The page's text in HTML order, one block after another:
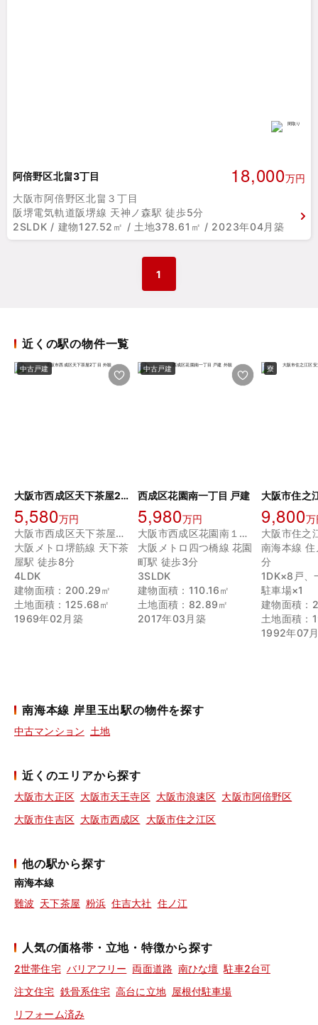
阿倍野区北畠3丁目 18,000万円
大阪市阿倍野区北畠３丁目
阪堺電気軌道阪堺線 天神ノ森駅 徒歩5分
2SLDK / 建物127.52㎡ / 土地378.61㎡ / 2023年04月築
1
近くの駅の物件一覧
中古戸建
大阪市西成区天下茶屋2丁目
5,580万円
大阪市西成区天下茶屋２丁目
大阪メトロ堺筋線 天下茶
屋駅 徒歩8分
4LDK
建物面積：200.29㎡
土地面積：125.68㎡
1969年02月築
中古戸建
西成区花園南一丁目 戸建
5,980万円
大阪市西成区花園南１丁目
大阪メトロ四つ橋線 花園
町駅 徒歩3分
3SLDK
建物面積：110.16㎡
土地面積：82.89㎡
2017年03月築
寮
9,800万
南海本線
分
1DK×8戸、
駐車場×1
建物面積：
土地面積：
1992年07
南海本線 岸里玉出駅の物件を探す
中古マンション 土地
近くのエリアから探す
大阪市大正区 大阪市天王寺区 大阪市浪速区 大阪市阿倍野区
大阪市住吉区 大阪市西成区 大阪市住之江区
他の駅から探す
南海本線
難波 天下茶屋 粉浜 住吉大社 住ノ江
人気の価格帯・立地・特徴から探す
2世帯住宅 バリアフリー 両面道路 南ひな壇 駐車2台可
注文住宅 鉄骨系住宅 高台に立地 屋根付駐車場
リフォーム済み